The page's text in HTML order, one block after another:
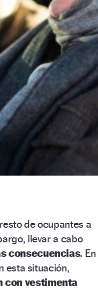
de ocupantes a
llevar a cabo
consecuencias. En
esta situación,
con vestimenta